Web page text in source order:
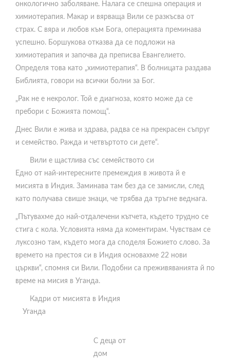
ц
а
с
и
а
.
е
о
и
а
л
о
в
г
о
д
и
онкологично заболяване. Налага се спешна операция и
химиотерапия. Макар и вярваща Вили се разкъсва от
страх. С вяра и любов към Бога, операцията преминава
успешно. Боршукова отказва да се подложи на
химиотерапия и започва да преписва Евангелието.
Определя това като „химиотерапия“. В болницата раздава
Библията, говори на всички болни за Бог.
„Рак не е некролог. Той е диагноза, която може да се
пребори с Божията помощ“.
Днес Вили е жива и здрава, радва се на прекрасен съпруг
и семейство. Ражда и четвъртото си дете“.
Вили е щастлива със семейството си
Едно от най-интересните премеждия в живота й е
мисията в Индия. Заминава там без да се замисли, след
като получава свише знаци, че трябва да тръгне веднага.
„Пътувахме до най-отдалечени кътчета, където трудно се
стига с кола. Условията няма да коментирам. Чувствам се
луксозно там, където мога да споделя Божието слово. За
времето на престоя си в Индия основахме 22 нови
църкви“, спомня си Вили. Подобни са преживяванията й по
време на мисия в Уганда.
Кадри от мисията в Индия
Уганда
С деца от
дом